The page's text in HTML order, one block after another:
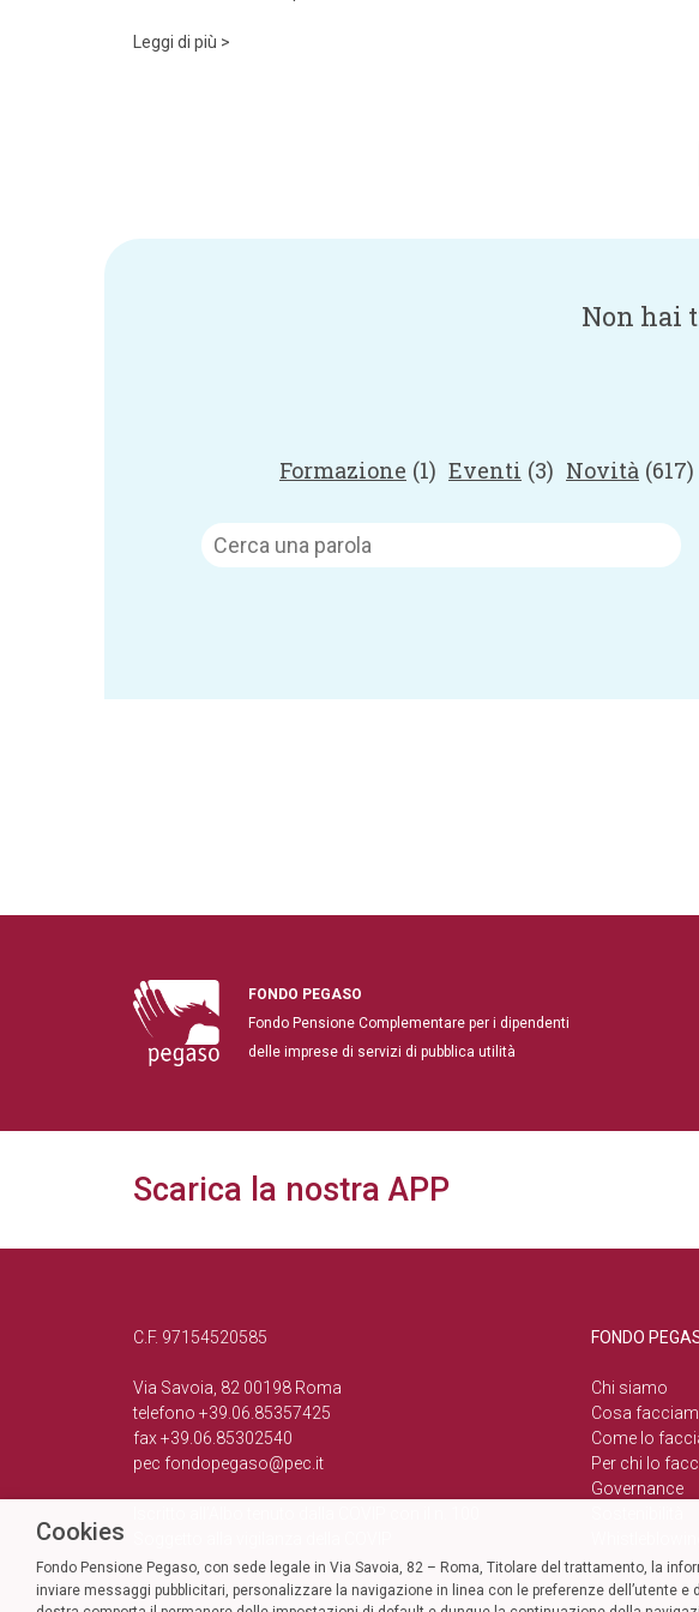
Leggi di più >
Non hai
Formazione (1) Eventi (3) Novità (617)
FONDO PEGASO
Fondo Pensione Complementare per i dipendenti
delle imprese di servizi di pubblica utilità
Scarica la nostra APP
C.F. 97154520585
Via Savoia, 82 00198 Roma
telefono +39.06.85357425
fax +39.06.85302540
pec fondopegaso@pec.it
FONDO
Chi siamo
Cosa
Come lo
Per chi lo
Governance
Cookies
Fondo Pensione Pegaso, con sede legale in Via Savoia, 82 – Roma, Titolare del trattamento, la
inviare messaggi pubblicitari, personalizzare la navigazione in linea con le preferenze dell’utente